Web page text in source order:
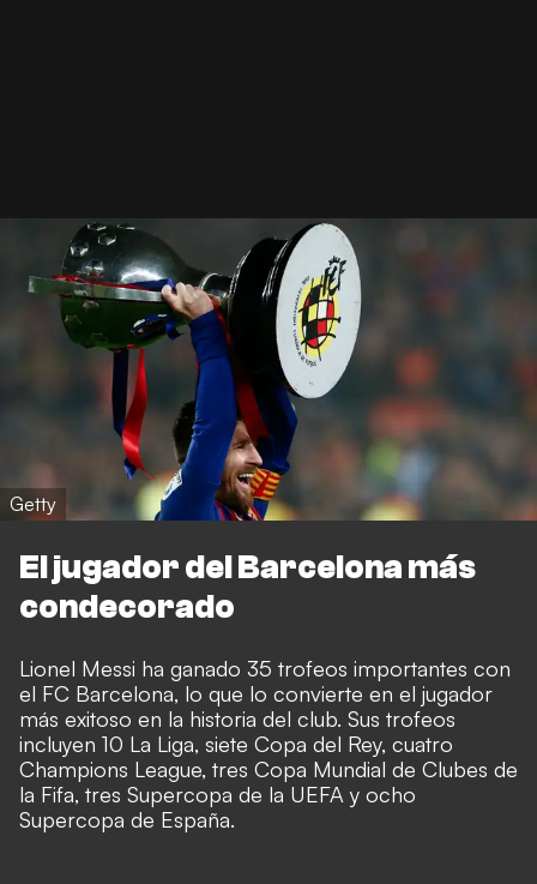
Getty
El jugador del Barcelona más
condecorado
Lionel Messi ha ganado 35 trofeos importantes con
el FC Barcelona, lo que lo convierte en el jugador
más exitoso en la historia del club. Sus trofeos
incluyen 10 La Liga, siete Copa del Rey, cuatro
Champions League, tres Copa Mundial de Clubes de
la Fifa, tres Supercopa de la UEFA y ocho
Supercopa de España.